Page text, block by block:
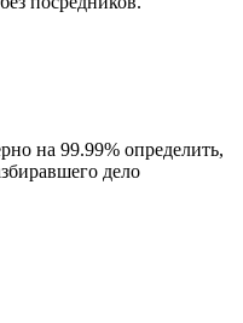
на 99.99% определить,
дело